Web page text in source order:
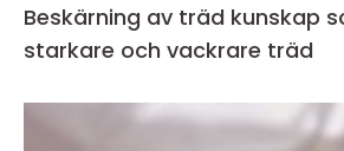
Beskärning av träd kunskap som ger
starkare och vackrare träd